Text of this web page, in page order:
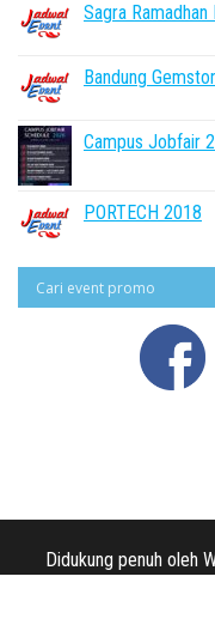
Sagra Ramadhan
Bandung
Campus Jobfair
PORTECH 2018
Didukung penuh oleh